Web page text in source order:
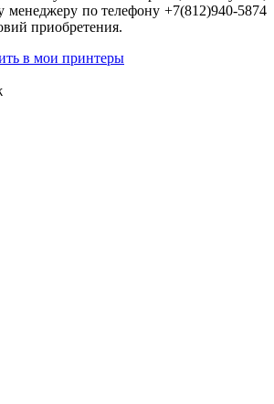
менеджеру по телефону +7(812)940-5874
приобретения.
в мои принтеры